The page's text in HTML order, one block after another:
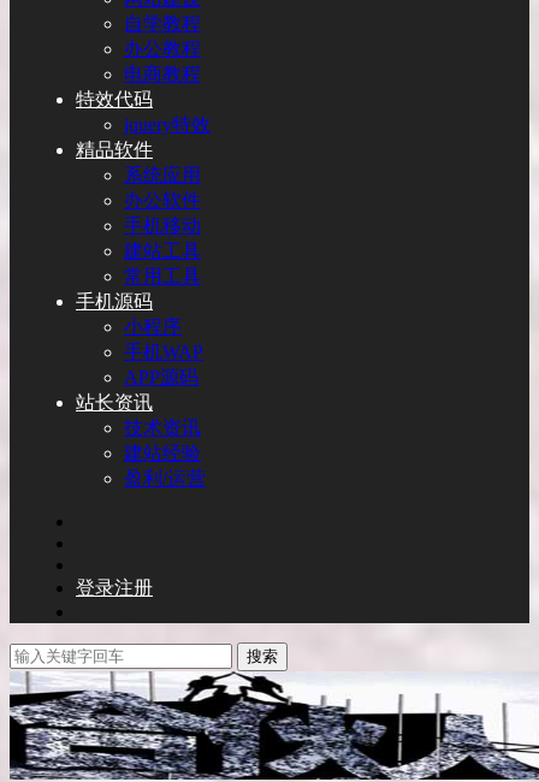
自学教程
办公教程
电商教程
特效代码
jquery特效
精品软件
系统应用
办公软件
手机移动
建站工具
常用工具
手机源码
小程序
手机WAP
APP源码
站长资讯
技术资讯
建站经验
盈利/运营
登录注册
搜索